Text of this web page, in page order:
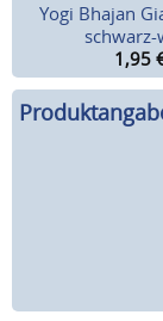
Yogi Bhajan
1,95